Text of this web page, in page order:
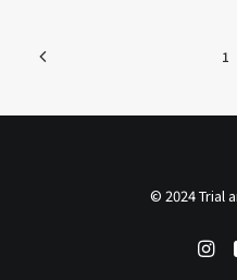
1
© 2024 Trial